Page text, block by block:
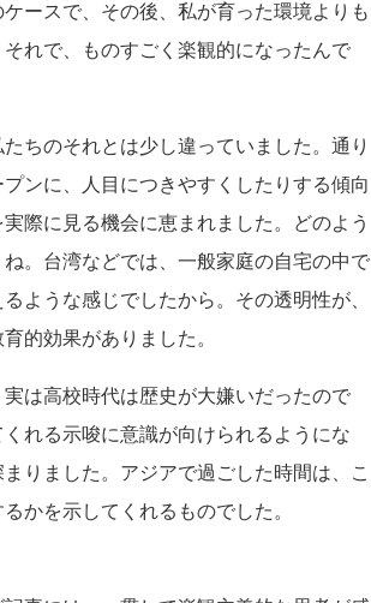
ースで、その後、私が育った環境よりも
れで、ものすごく楽観的になったんで
ちのそれとは少し違っていました。通り
ンに、人目につきやすくしたりする傾向
際に見る機会に恵まれました。どのよう
。台湾などでは、一般家庭の自宅の中で
ような感じでしたから。その透明性が、
的効果がありました。
は高校時代は歴史が大嫌いだったので
れる示唆に意識が向けられるようにな
りました。アジアで過ごした時間は、こ
かを示してくれるものでした。